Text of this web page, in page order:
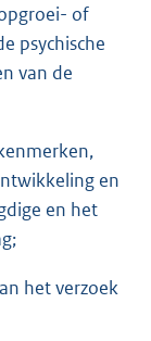
of
psychische
van de
en
en het
het verzoek